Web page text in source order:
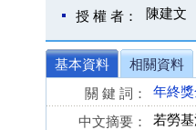
授 權 者： 陳建文
基本資料
相關資料
關 鍵 詞：
年終獎
中文摘要：
若勞